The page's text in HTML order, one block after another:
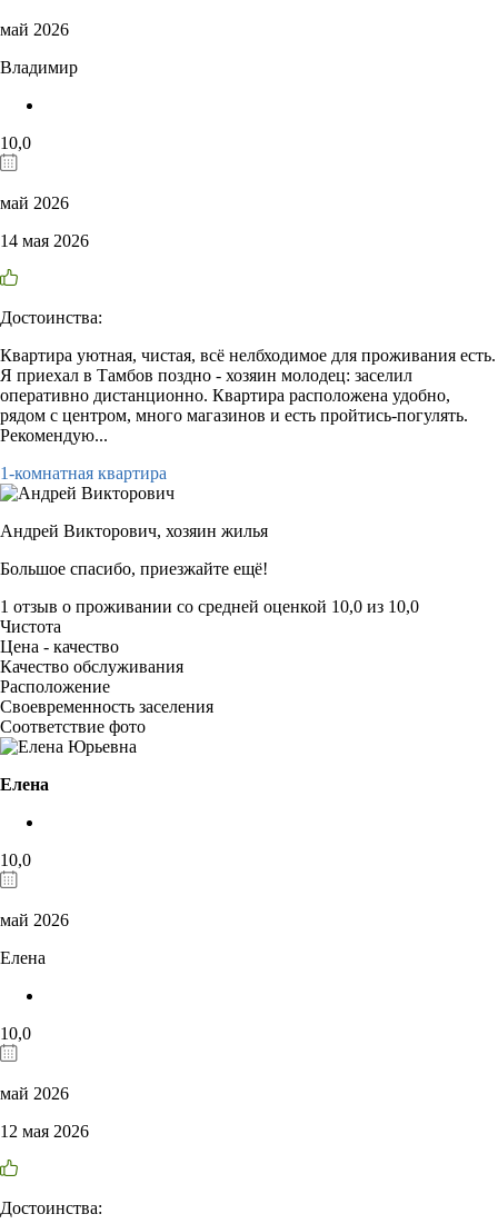
май 2026
Владимир
10,0
май 2026
14 мая 2026
Достоинства:
Квартира уютная, чистая, всё нелбходимое для проживания есть.
Я приехал в Тамбов поздно - хозяин молодец: заселил
оперативно дистанционно. Квартира расположена удобно,
рядом с центром, много магазинов и есть пройтись-погулять.
Рекомендую...
1-комнатная квартира
Андрей Викторович, хозяин жилья
Большое спасибо, приезжайте ещё!
1 отзыв о проживании со средней оценкой 10,0 из 10,0
Чистота
Цена - качество
Качество обслуживания
Расположение
Своевременность заселения
Соответствие фото
Елена
10,0
май 2026
Елена
10,0
май 2026
12 мая 2026
Достоинства: